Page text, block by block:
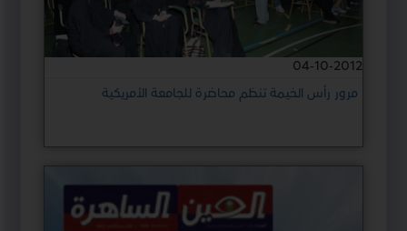
04-10-2012
مرور رأس الخيمة تنظم محاضرة للجامعة الأمريكية